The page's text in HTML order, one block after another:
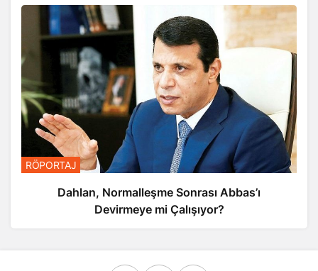
RÖPORTAJ
Dahlan, Normalleşme Sonrası Abbas’ı
Devirmeye mi Çalışıyor?